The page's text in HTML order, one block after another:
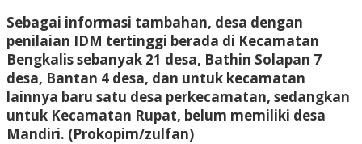
Sebagai informasi tambahan, desa dengan
penilaian IDM tertinggi berada di Kecamatan
Bengkalis sebanyak 21 desa, Bathin Solapan 7
desa, Bantan 4 desa, dan untuk kecamatan
lainnya baru satu desa perkecamatan, sedangkan
untuk Kecamatan Rupat, belum memiliki desa
Mandiri. (Prokopim/zulfan)